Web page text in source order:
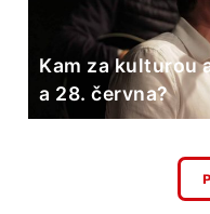
Kam za kulturou
a 28. června?